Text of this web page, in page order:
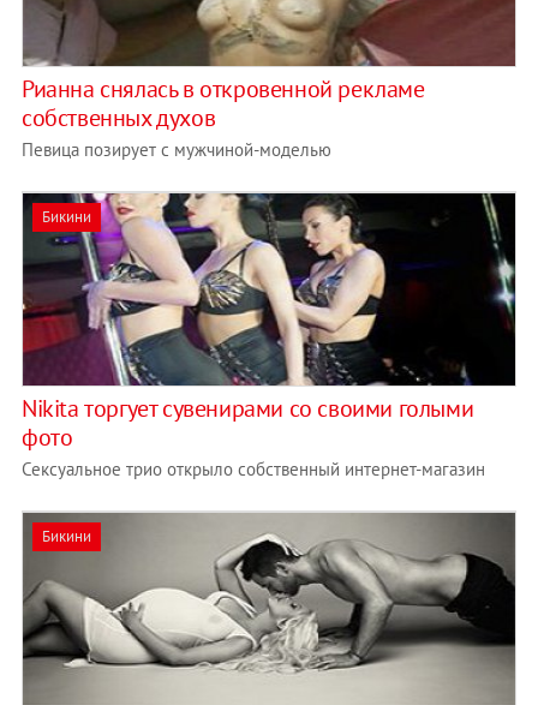
Рианна снялась в откровенной рекламе
собственных духов
Певица позирует с мужчиной-моделью
Бикини
Nikita торгует сувенирами со своими голыми
фото
Сексуальное трио открыло собственный интернет-магазин
Бикини